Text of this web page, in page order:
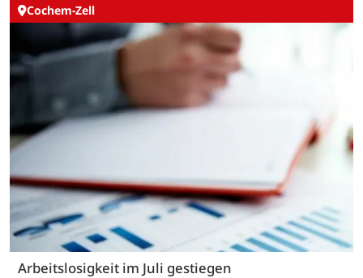
Cochem-Zell
Arbeitslosigkeit im Juli gestiegen